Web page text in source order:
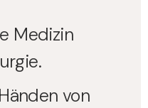
Medizin
von